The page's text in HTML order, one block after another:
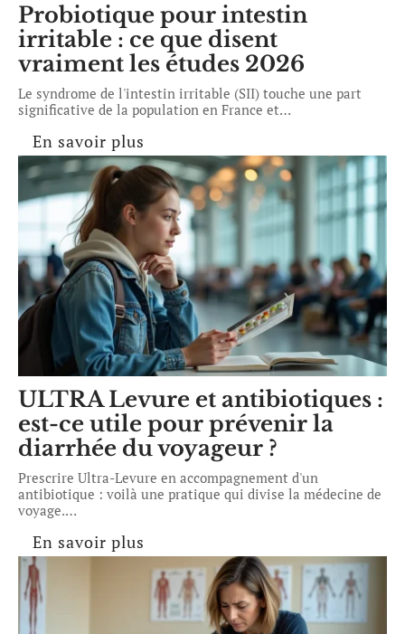
Probiotique pour intestin
irritable : ce que disent
vraiment les études 2026
Le syndrome de l'intestin irritable (SII) touche une part
significative de la population en France et…
En savoir plus
ULTRA Levure et antibiotiques :
est-ce utile pour prévenir la
diarrhée du voyageur ?
Prescrire Ultra-Levure en accompagnement d'un
antibiotique : voilà une pratique qui divise la médecine de
voyage.…
En savoir plus